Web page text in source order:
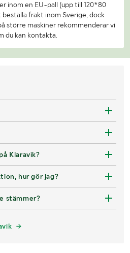
inom en EU-pall (upp till 120*80
frakt inom Sverige, dock
större maskiner rekommenderar vi
du kan kontakta.
Klaravik?
hur gör jag?
stämmer?